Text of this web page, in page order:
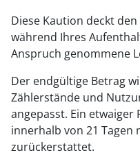
Diese Kaution deckt
während Ihres
Anspruch genommene
Der endgültige Betrag
Zählerstände und
angepasst. Ein etwaiger
innerhalb von 21 Tagen
zurückerstattet.